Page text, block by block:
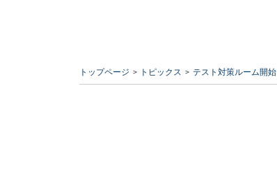
トップページ トピックス テスト対策ルーム開始